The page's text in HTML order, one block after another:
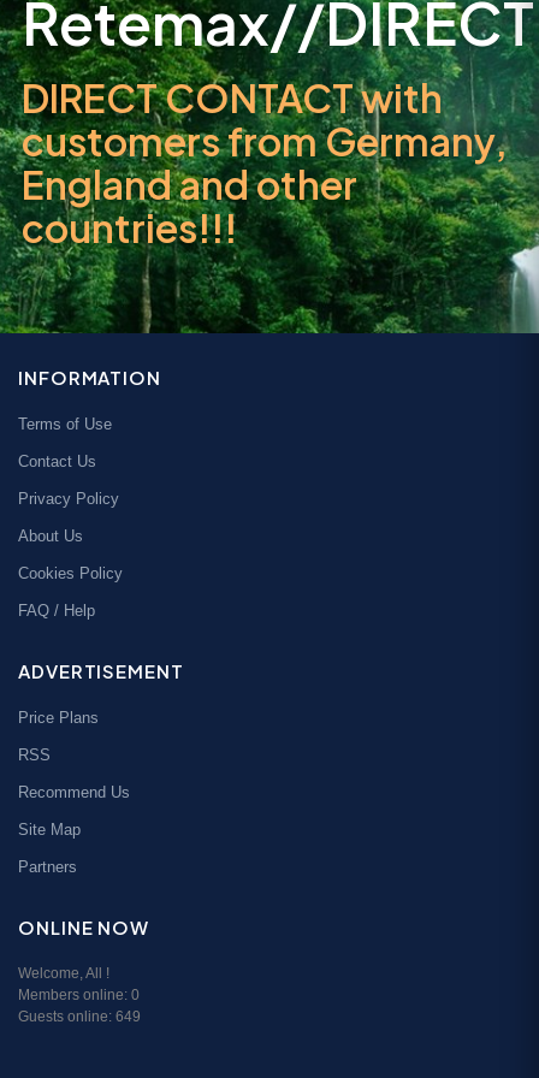
Retemax//DIRECT
DIRECT CONTACT with
customers from Germany,
England and other
countries!!!
INFORMATION
Terms of Use
Contact Us
Privacy Policy
About Us
Cookies Policy
FAQ / Help
ADVERTISEMENT
Price Plans
RSS
Recommend Us
Site Map
Partners
ONLINE NOW
Welcome,All
!
Members online: 0
Guests online: 649